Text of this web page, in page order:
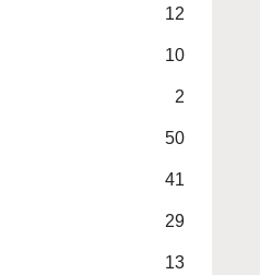
12
10
2
50
41
29
13